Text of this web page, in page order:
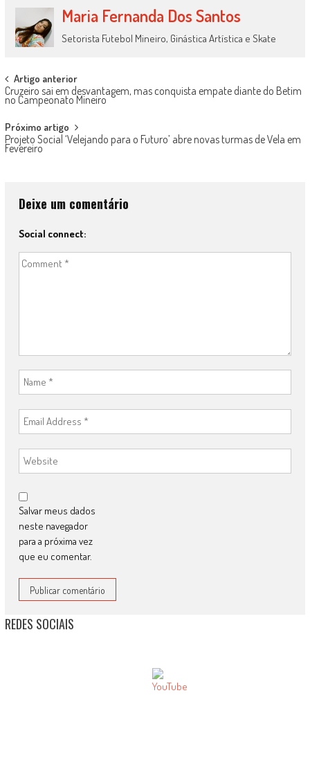
Maria Fernanda Dos Santos
Setorista Futebol Mineiro, Ginástica Artística e Skate
Post
navigation
Artigo anterior
Cruzeiro sai em desvantagem, mas conquista empate diante do Betim
no Campeonato Mineiro
Próximo artigo
Projeto Social ‘Velejando para o Futuro’ abre novas turmas de Vela em
Fevereiro
Deixe um comentário
Social connect:
Salvar meus dados
neste navegador
para a próxima vez
que eu comentar.
REDES SOCIAIS